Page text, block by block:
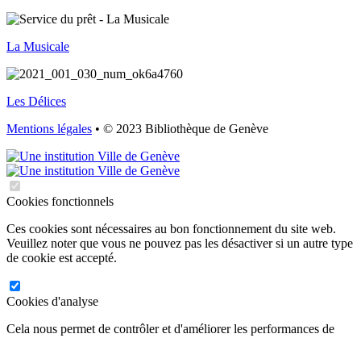
La Musicale
Les Délices
Mentions légales • © 2023 Bibliothèque de Genève
Cookies fonctionnels
Ces cookies sont nécessaires au bon fonctionnement du site web.
Veuillez noter que vous ne pouvez pas les désactiver si un autre type
de cookie est accepté.
Cookies d'analyse
Cela nous permet de contrôler et d'améliorer les performances de